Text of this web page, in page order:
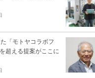
「モトヤコラボフ
超える提案がここに